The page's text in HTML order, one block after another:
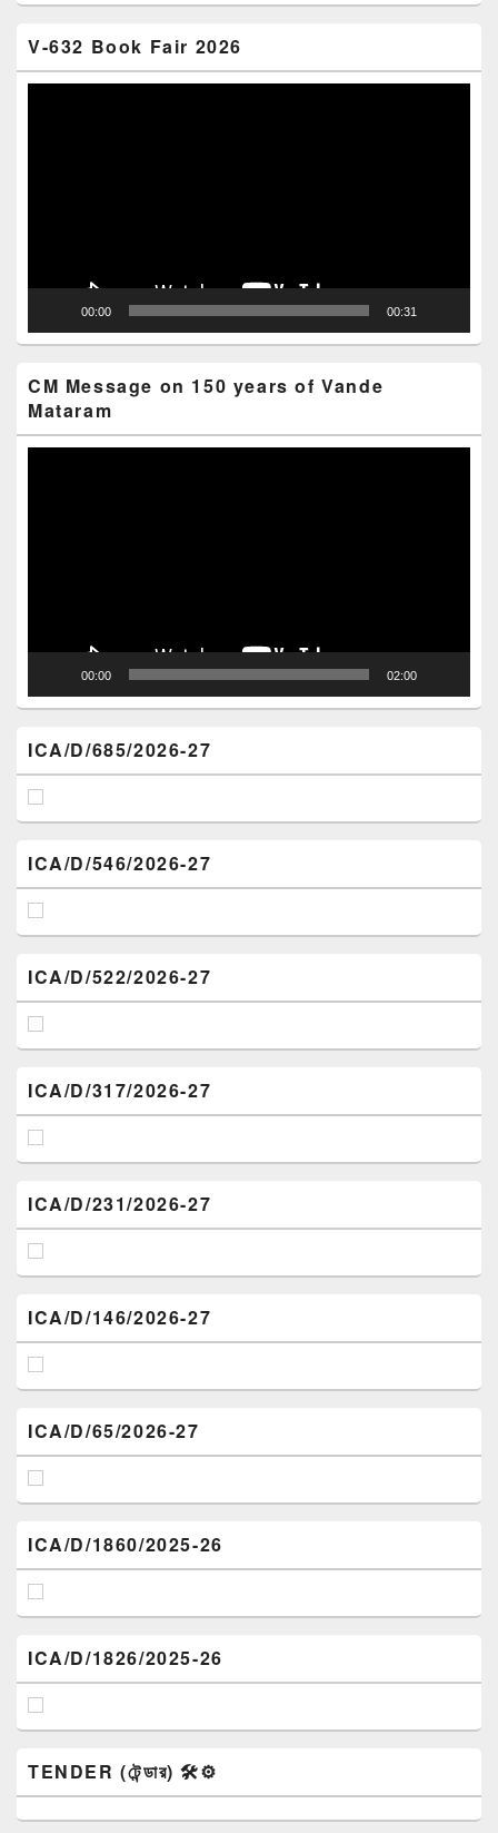
V-632 Book Fair 2026
00:00 00:31
CM Message on 150 years of Vande
Mataram
00:00 02:00
ICA/D/685/2026-27
ICA/D/546/2026-27
ICA/D/522/2026-27
ICA/D/317/2026-27
ICA/D/231/2026-27
ICA/D/146/2026-27
ICA/D/65/2026-27
ICA/D/1860/2025-26
ICA/D/1826/2025-26
TENDER (টেন্ডার) 🛠️⚙️